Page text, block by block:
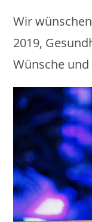
Wir
2019,
Wünsche